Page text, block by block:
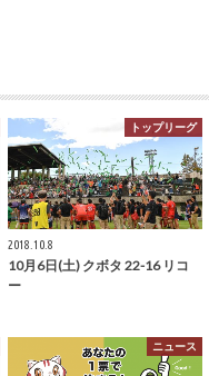
トップリーグ
2018.10.8
10月6日(土) クボタ 22-16 リコ
ー
ニュース